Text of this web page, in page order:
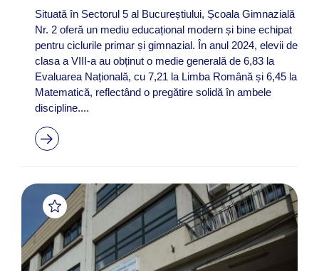
Situată în Sectorul 5 al Bucureștiului, Școala Gimnazială
Nr. 2 oferă un mediu educațional modern și bine echipat
pentru ciclurile primar și gimnazial. În anul 2024, elevii de
clasa a VIII-a au obținut o medie generală de 6,83 la
Evaluarea Națională, cu 7,21 la Limba Română și 6,45 la
Matematică, reflectând o pregătire solidă în ambele
discipline....